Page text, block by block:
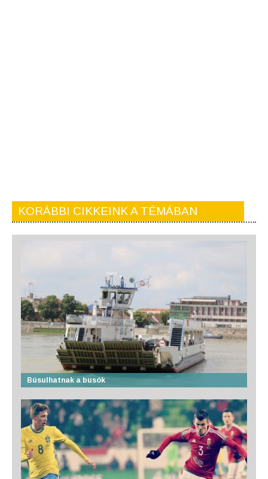
KORÁBBI CIKKEINK A TÉMÁBAN
Búsulhatnak a busók